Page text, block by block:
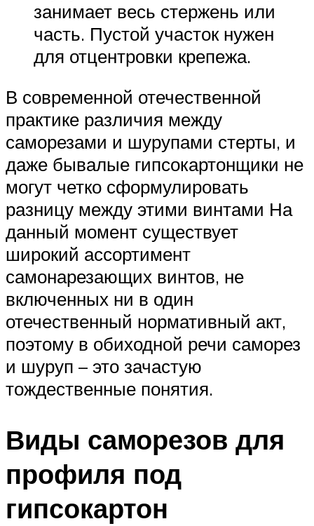
занимает весь стержень или
часть. Пустой участок нужен
для отцентровки крепежа.
В современной отечественной
практике различия между
саморезами и шурупами стерты, и
даже бывалые гипсокартонщики не
могут четко сформулировать
разницу между этими винтами На
данный момент существует
широкий ассортимент
самонарезающих винтов, не
включенных ни в один
отечественный нормативный акт,
поэтому в обиходной речи саморез
и шуруп – это зачастую
тождественные понятия.
Виды саморезов для
профиля под
гипсокартон